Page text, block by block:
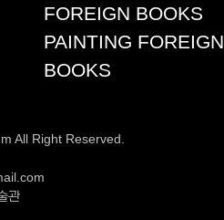
FOREIGN BOOKS
PAINTING FOREIGN
BOOKS
All Right Reserved.
관